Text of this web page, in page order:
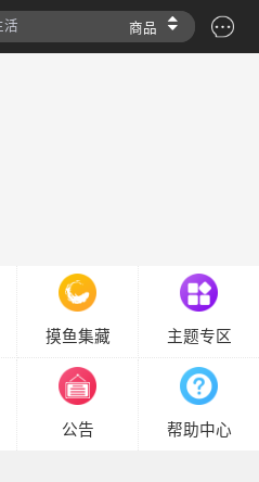
商品
摸鱼集藏 主题专区
公告 帮助中心